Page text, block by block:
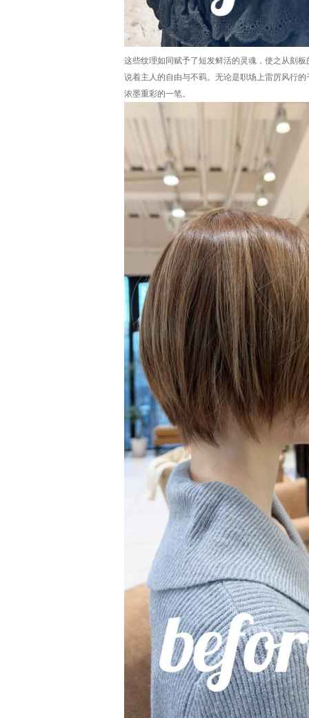
这些纹理如同赋予了短发鲜活的灵魂，使之从刻
说着主人的自由与不羁。无论是职场上雷厉风行
浓墨重彩的一笔。